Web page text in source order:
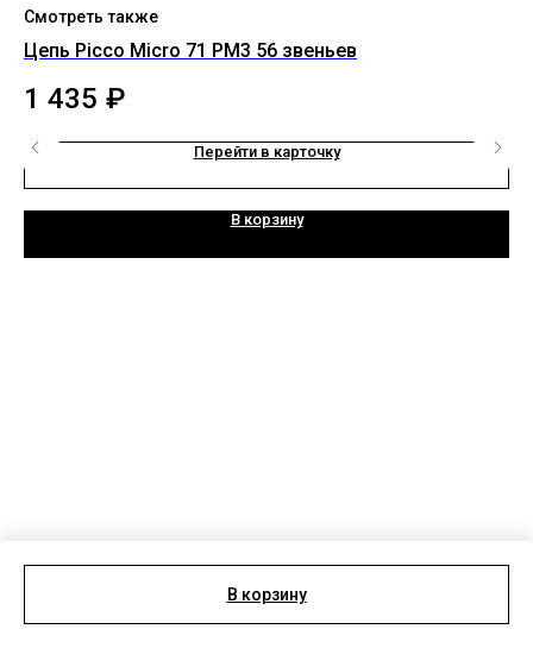
В корзину
Смотреть также
Цепь Picco Micro 71 PM3 56 звеньев
1 435 ₽
Перейти в карточку
В корзину